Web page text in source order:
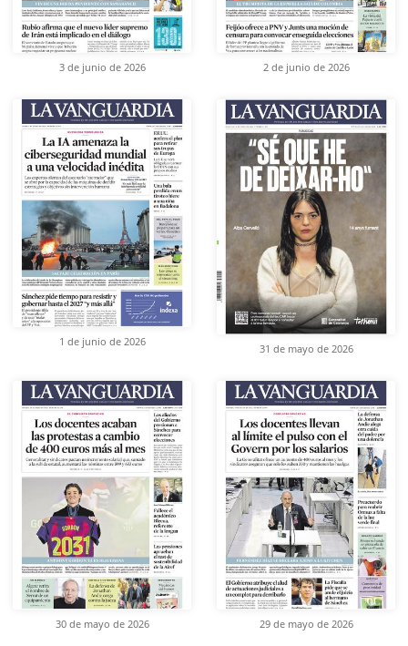
3 de junio de 2026 2 de junio de 2026
1 de junio de 2026
31 de mayo de 2026
30 de mayo de 2026 29 de mayo de 2026